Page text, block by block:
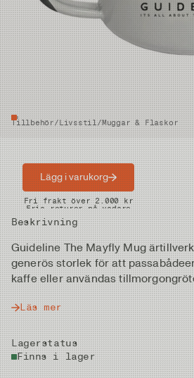
Tillbehör/Livsstil/Muggar & Flaskor
Pris
Artikelnummer
Beskrivning
Guideline The Mayfly Mug
generös storlek för att
kaffe eller användas
Läs mer
Lagerstatus
Finns i lager
Lägg i varukorg
Snabba leveranser
Fri frakt över 2.000 kr
Fria returer på vadare